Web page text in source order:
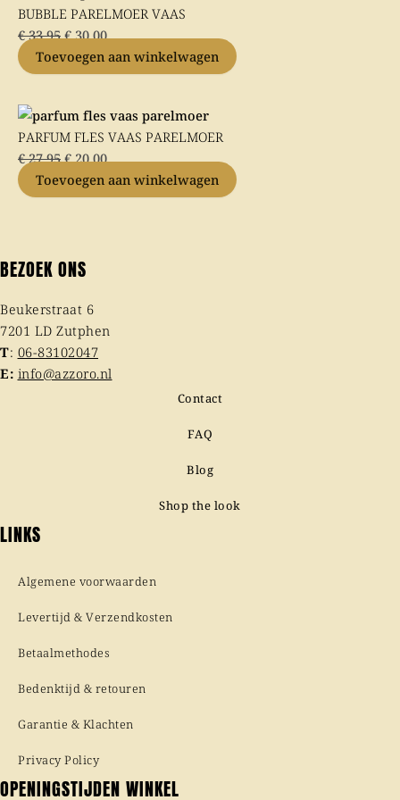
BUBBLE PARELMOER VAAS
€33,95
prijs
was:
€ 33,95.
€30,00
prijs
is:
€ 30,00.
Toevoegen aan winkelwagen
PARFUM FLES VAAS PARELMOER
€27,95
Oorspronkelijke
prijs
was:
€ 27,95.
€20,00
Huidige
prijs
is:
€ 20,00.
Toevoegen aan winkelwagen
BEZOEK ONS
Beukerstraat 6
7201 LD Zutphen
T: 06-83102047
E: info@azzoro.nl
Contact
FAQ
Blog
Shop the look
LINKS
Algemene voorwaarden
Levertijd & Verzendkosten
Betaalmethodes
Bedenktijd & retouren
Garantie & Klachten
Privacy Policy
OPENINGSTIJDEN WINKEL